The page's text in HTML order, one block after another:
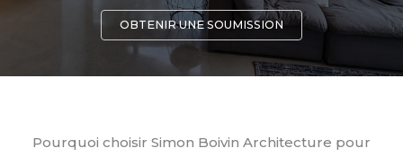
OBTENIR UNE SOUMISSION
Pourquoi choisir Simon Boivin Architecture pour